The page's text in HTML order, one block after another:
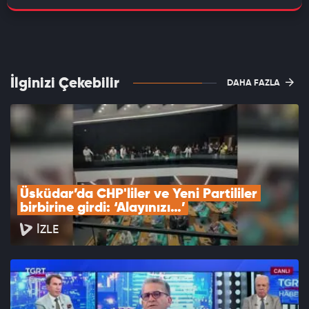
İlginizi Çekebilir DAHA FAZLA
Üsküdar’da CHP'liler ve Yeni Partililer
birbirine girdi: ‘Alayınızı…’
İZLE